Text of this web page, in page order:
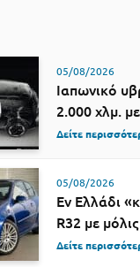
05/08/2026
Ιαπωνικό
2.000 χλμ.
Δείτε
05/08/2026
Εν Ελλάδι
R32 με
Δείτε